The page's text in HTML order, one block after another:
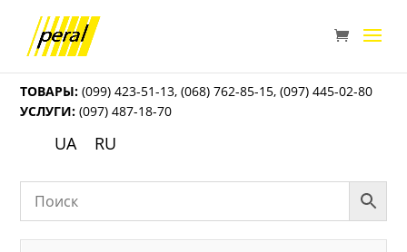
ТОВАРЫ: (099) 423-51-13,(068) 762-85-15,(097) 445-02-80
УСЛУГИ: (097) 487-18-70
UA RU